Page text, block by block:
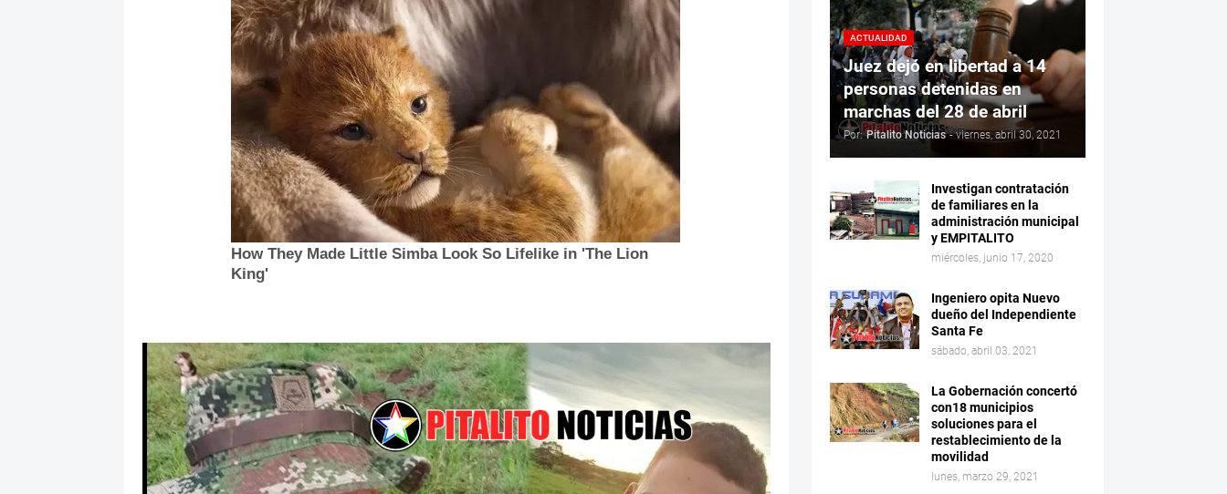
ACTUALIDAD
Juez dejó en libertad a 14
personas detenidas en
marchas del 28 de abril
Por: Pitalito Noticias - viernes, abril 30, 2021
Investigan contratación
de familiares en la
administración municipal
y EMPITALITO
miércoles, junio 17, 2020
Ingeniero opita Nuevo
dueño del Independiente
Santa Fe
sábado, abril 03, 2021
La Gobernación concertó
con18 municipios
soluciones para el
restablecimiento de la
movilidad
lunes, marzo 29, 2021